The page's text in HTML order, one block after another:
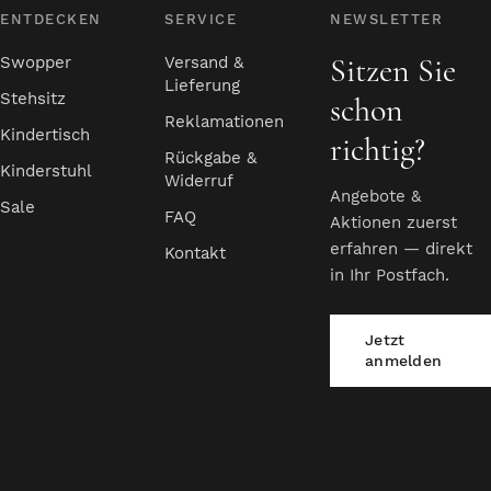
-
Kauf. Am Ende
die light Feder
entschieden, sind
damit sehr
zufrieden. Die
Beratung vor Ort in
einem Möbelhaus
war bei weiten
nicht so gut und
umfangreich.“
ENTDECKEN
Swopper
Stehsitz
Kindertisch
Kinderstuhl
Sale
SERVICE
Versand &
Lieferung
Reklamationen
Rückgabe &
Widerruf
FAQ
Kontakt
NEWSLETTER
Sitzen Sie
schon
richtig?
Angebote &
Aktionen zuerst
erfahren — direkt
in Ihr Postfach.
Jetzt
anmelden